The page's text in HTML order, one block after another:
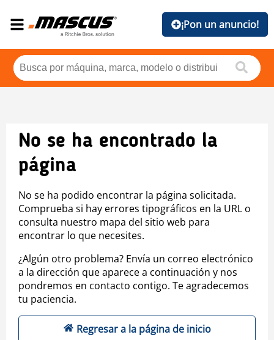
¡Pon un anuncio!
No se ha encontrado la
página
No se ha podido encontrar la página solicitada.
Comprueba si hay errores tipográficos en la URL o
consulta nuestro mapa del sitio web para
encontrar lo que necesites.
¿Algún otro problema? Envía un correo electrónico
a la dirección que aparece a continuación y nos
pondremos en contacto contigo. Te agradecemos
tu paciencia.
Regresar a la página de inicio